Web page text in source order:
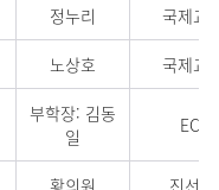
정누리 국제교
노상호 국제교
부학장: 김동
일
ECC
황의원 진선